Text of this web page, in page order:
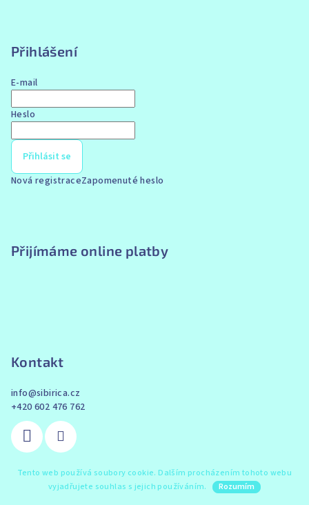
Tento web používá soubory cookie. Dalším procházením tohoto webu
vyjadřujete souhlas s jejich používáním.
Rozumím
p
Přihlášení
E-mail
Heslo
Přihlásit se
Nová registraceZapomenuté heslo
Přijímáme online platby
Kontakt
info@sibirica.cz
+420 602 476 762